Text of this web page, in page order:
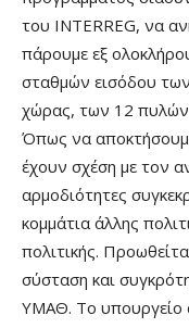
του INTERREG, να
πάρουμε εξ
σταθμών εισόδου
χώρας, των 12
Όπως να
έχουν σχέση με τον
αρμοδιότητες
κομμάτια άλλης
πολιτικής.
σύσταση και
ΥΜΑΘ. Το υπουργείο